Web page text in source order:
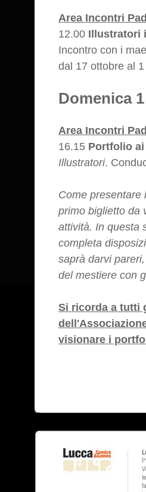
Area Incontri
12.00 Illustratori
Incontro con i
dal 17 ottobre al
Domenica
Area Incontri
16.15 Portfolio
Illustratori.
Come presentare
primo biglietto da
attività. In questa
completa
saprà darvi
del mestiere con
Si ricorda a tutti
visionare i